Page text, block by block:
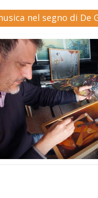
nel segno di De